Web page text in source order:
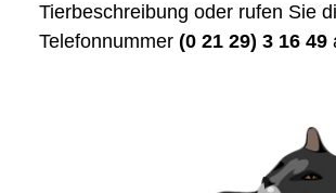
Tierbeschreibung oder rufen Sie
Telefonnummer (0 21 29) 3 16 49